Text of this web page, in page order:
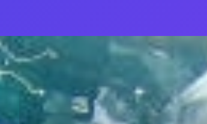
Đang mở https://thienvanhoc.edu.vn/axit-